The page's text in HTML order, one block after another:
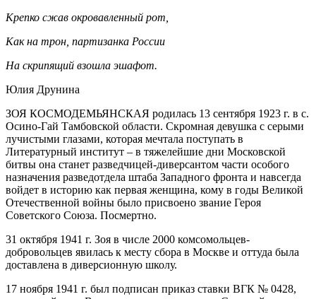
Крепко сжав окровавленный рот,
Как на трон, партизанка России
На скрипящий взошла эшафот.
Юлия Друнина
ЗОЯ КОСМОДЕМЬЯНСКАЯ родилась 13 сентября 1923 г. в с.
Осино-Гай Тамбовской области. Скромная девушка с серыми
лучистыми глазами, которая мечтала поступать в
Литературный институт – в тяжелейшие дни Московской
битвы она станет разведчицей-диверсантом части особого
назначения разведотдела штаба Западного фронта и навсегда
войдет в историю как первая женщина, кому в годы Великой
Отечественной войны было присвоено звание Героя
Советского Союза. Посмертно.
31 октября 1941 г. Зоя в числе 2000 комсомольцев-
добровольцев явилась к месту сбора в Москве и оттуда была
доставлена в диверсионную школу.
17 ноября 1941 г. был подписан приказ ставки ВГК № 0428,